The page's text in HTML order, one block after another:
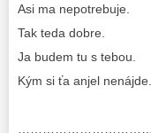
Asi ma nepotrebuje.
Tak teda dobre.
Ja budem tu s tebou.
Kým si ťa anjel nenájde.